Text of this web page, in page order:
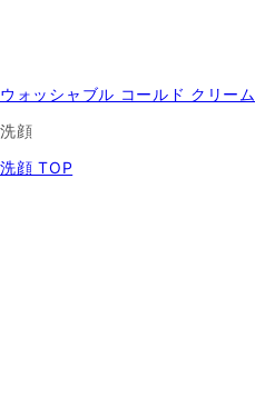
ウォッシャブル コールド クリーム
洗顔
洗顔 TOP